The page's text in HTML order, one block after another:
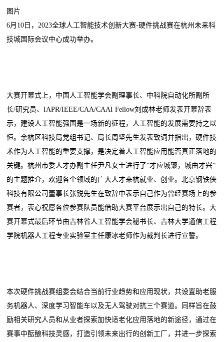
图片
6月10日，2023全球人工智能技术创新大赛-硬件挑战赛在杭州未来科
技城国际会议中心成功举办。
大赛开幕式上，中国人工智能学会副理事长、中科院自动化所副所
长/研究员、IAPR/IEEE/CAA/CAAI Fellow刘成林老师发表开幕辞表
示，建设人工智能强国是一场新的征程，人工智能的发展需要持之以
恒。余杭区科技局党组书记、局长周坚先生发表致词并指出，硬件技
术作为人工智能的重要支撑，是决定着人工智能应用能否真正落地的
关键。杭州市委人才办副主任尹凡女士进行了“才应城聚，城由才兴”
的主题推介，欢迎各个领域的广大人才来杭就业、创业。北京钢铁侠
科技有限公司董事长张锐先生在致辞中表示自己作为曾经赛场上的参
赛者，衷心祝愿各位参赛队员能借助大赛平台展示出自己的特长。大
赛开幕式最后环节由吉林省人工智能学会秘书长、吉林大学通信工程
学院机器人工程专业实验室主任康冰老师作为裁判长进行宣誓。
本次硬件挑战赛组委会结合当前行业趋势和应用现状，共设置助老服
务机器人、深度学习智能车以及无人驾驶对抗三个赛道。同样旨在鼓
励相关研究人员和从业者探索加快适老化应用落地的新途径，通过在
赛事中酝酿科技灵感，打造引领未来出行的创新工厂，并进一步探索